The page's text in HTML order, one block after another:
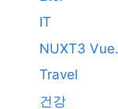
IT
NUXT3
Travel
건강